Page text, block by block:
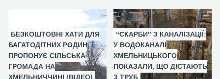
БЕЗКОШТОВНІ ХАТИ ДЛЯ
БАГАТОДІТНИХ РОДИН
ПРОПОНУЄ СІЛЬСЬКА
ГРОМАДА НА
ХМЕЛЬНИЧЧИНІ (ВІДЕО)
“СКАРБИ” З КАНАЛІЗАЦІЇ:
У ВОДОКАНАЛІ
ХМЕЛЬНИЦЬКОГО
ПОКАЗАЛИ, ЩО ДІСТАЮТЬ
З ТРУБ